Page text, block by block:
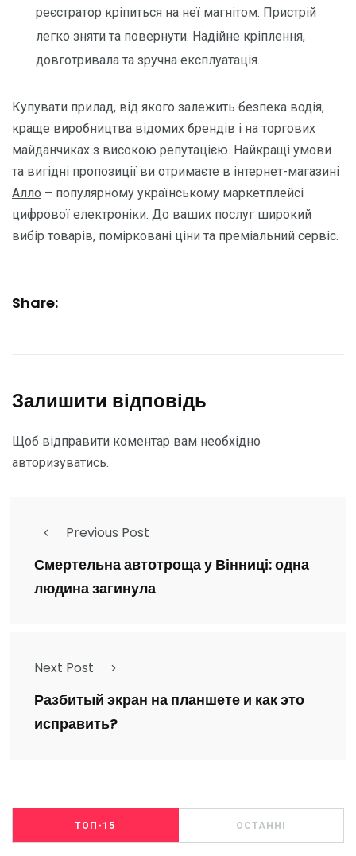
реєстратор кріпиться на неї магнітом. Пристрій
легко зняти та повернути. Надійне кріплення,
довготривала та зручна експлуатація.
Купувати прилад, від якого залежить безпека водія,
краще виробництва відомих брендів і на торгових
майданчиках з високою репутацією. Найкращі умови
та вигідні пропозиції ви отримаєте в інтернет-магазині
Алло – популярному українському маркетплейсі
цифрової електроніки. До ваших послуг широкий
вибір товарів, помірковані ціни та преміальний сервіс.
Share:
Залишити відповідь
Щоб відправити коментар вам необхідно
авторизуватись.
Previous Post
Смертельна автотроща у Вінниці: одна
людина загинула
Next Post
Разбитый экран на планшете и как это
исправить?
ТОП-15 ОСТАННІ